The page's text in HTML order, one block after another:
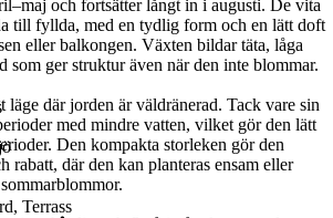
Terrass
och fortsätter långt in i augusti. De vita
till fyllda, med en tydlig form och en lätt doft
eller balkongen. Växten bildar täta, låga
som ger struktur även när den inte blommar.
läge där jorden är väldränerad. Tack vare sin
med mindre vatten, vilket gör den lätt
Den kompakta storleken gör den
rabatt, där den kan planteras ensam eller